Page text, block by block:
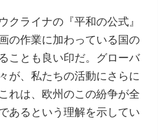
クライナの『平和の公式』
の作業に加わっている国の
ことも良い印だ。グローバ
が、私たちの活動にさらに
れは、欧州のこの紛争が全
あるという理解を示してい